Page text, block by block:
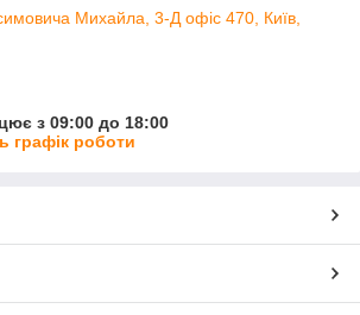
всіх типах приміщень;
до вогню, будь опадів, корозії,
і подальшому обслуговуванні.
хороший вибір алюмінієвих вікон.
вікон
Михайла, 3-Д офіс 470, Київ,
з 09:00 до 18:00
графік роботи